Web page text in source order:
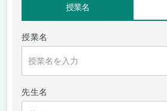
授業名
授業名
先生名